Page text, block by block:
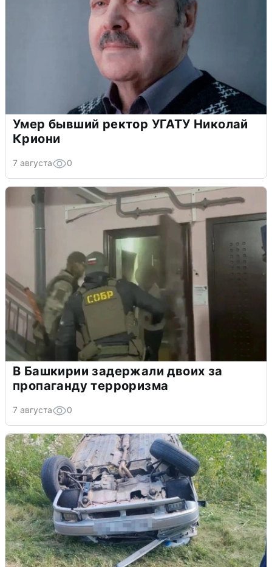
Умер бывший ректор УГАТУ Николай
Криони
7 августа 0
В Башкирии задержали двоих за
пропаганду терроризма
7 августа 0